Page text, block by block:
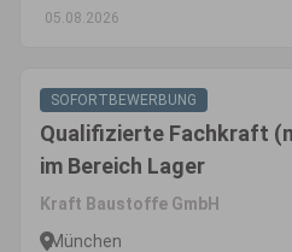
05.08.2026
SOFORTBEWERBUNG
Qualifizierte Fachkraft
im Bereich Lager
Kraft Baustoffe GmbH
München